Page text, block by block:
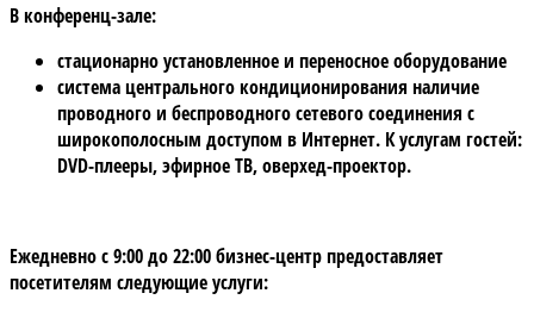
В конференц-зале:
стационарно установленное и переносное оборудование
система центрального кондиционирования наличие
проводного и беспроводного сетевого соединения с
широкополосным доступом в Интернет. К услугам гостей:
DVD-плееры, эфирное ТВ, оверхед-проектор.
Ежедневно с 9:00 до 22:00 бизнес-центр предоставляет
посетителям следующие услуги: